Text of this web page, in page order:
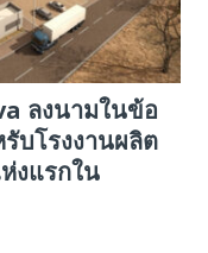
ลงนามในข้อ
บโรงงานผลิต
งแรกใน